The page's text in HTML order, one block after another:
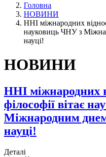
Головна
НОВИНИ
ННІ міжнародних
науковиць ЧНУ з
науці!
НОВИНИ
ННІ міжнародних
філософії вітає
Міжнародним
науці!
Деталі